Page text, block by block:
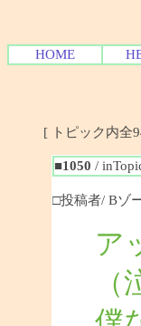
HOME
[ トピック内全
■1050 /
□投稿者/ Bゾ
ア
（